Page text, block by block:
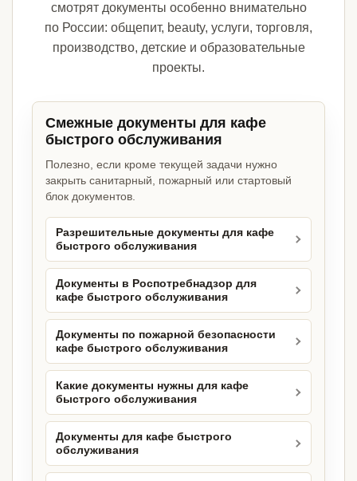
смотрят документы особенно внимательно
по России: общепит, beauty, услуги, торговля,
производство, детские и образовательные
проекты.
Смежные документы для кафе
быстрого обслуживания
Полезно, если кроме текущей задачи нужно
закрыть санитарный, пожарный или стартовый
блок документов.
Разрешительные документы для кафе
быстрого обслуживания
Документы в Роспотребнадзор для
кафе быстрого обслуживания
Документы по пожарной безопасности
кафе быстрого обслуживания
Какие документы нужны для кафе
быстрого обслуживания
Документы для кафе быстрого
обслуживания